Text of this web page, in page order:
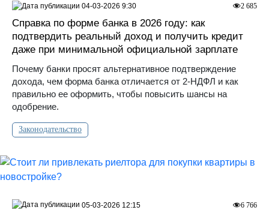
Справка по форме банка в 2026 году: как
подтвердить реальный доход и получить кредит
даже при минимальной официальной зарплате
Почему банки просят альтернативное подтверждение
дохода, чем форма банка отличается от 2-НДФЛ и как
правильно ее оформить, чтобы повысить шансы на
одобрение.
Законодательство
2 685
04-03-2026 9:30
6 766
05-03-2026 12:15